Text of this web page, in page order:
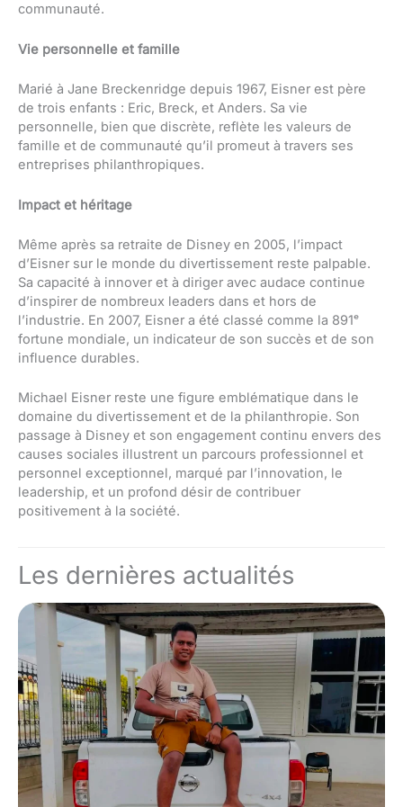
communauté.
Vie personnelle et famille
Marié à Jane Breckenridge depuis 1967, Eisner est père
de trois enfants : Eric, Breck, et Anders. Sa vie
personnelle, bien que discrète, reflète les valeurs de
famille et de communauté qu’il promeut à travers ses
entreprises philanthropiques.
Impact et héritage
Même après sa retraite de Disney en 2005, l’impact
d’Eisner sur le monde du divertissement reste palpable.
Sa capacité à innover et à diriger avec audace continue
d’inspirer de nombreux leaders dans et hors de
l’industrie. En 2007, Eisner a été classé comme la 891ᵉ
fortune mondiale, un indicateur de son succès et de son
influence durables.
Michael Eisner reste une figure emblématique dans le
domaine du divertissement et de la philanthropie. Son
passage à Disney et son engagement continu envers des
causes sociales illustrent un parcours professionnel et
personnel exceptionnel, marqué par l’innovation, le
leadership, et un profond désir de contribuer
positivement à la société.
Les dernières actualités